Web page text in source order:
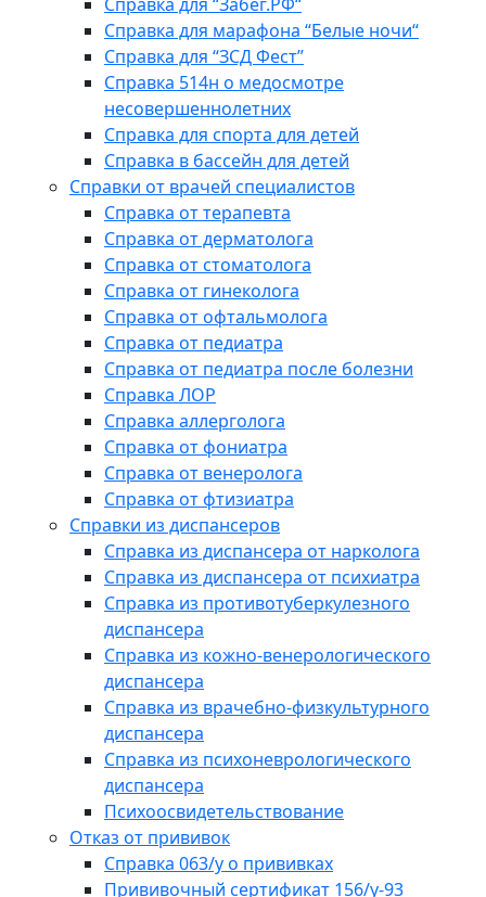
Справка для марафона “Белые ночи“
Справка для “ЗСД Фест”
Справка 514н о медосмотре
несовершеннолетних
Справка для спорта для детей
Справка в бассейн для детей
Справки от врачей специалистов
Справка от терапевта
Справка от дерматолога
Справка от стоматолога
Справка от гинеколога
Справка от офтальмолога
Справка от педиатра
Справка от педиатра после болезни
Справка ЛОР
Справка аллерголога
Справка от фониатра
Справка от венеролога
Справка от фтизиатра
Справки из диспансеров
Справка из диспансера от нарколога
Справка из диспансера от психиатра
Справка из противотуберкулезного
диспансера
Справка из кожно-венерологического
диспансера
Справка из врачебно-физкультурного
диспансера
Справка из психоневрологического
диспансера
Психоосвидетельствование
Отказ от прививок
Справка 063/у о прививках
Прививочный сертификат 156/у-93